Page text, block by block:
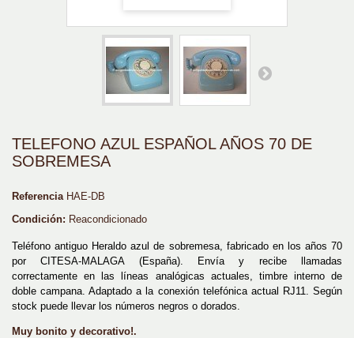
TELEFONO AZUL ESPAÑOL AÑOS 70 DE
SOBREMESA
Referencia HAE-DB
Condición: Reacondicionado
Teléfono antiguo Heraldo azul de sobremesa, fabricado en los años 70
por CITESA-MALAGA (España). Envía y recibe llamadas
correctamente en las líneas analógicas actuales, timbre interno de
doble campana. Adaptado a la conexión telefónica actual RJ11. Según
stock puede llevar los números negros o dorados.
Muy bonito y decorativo!.